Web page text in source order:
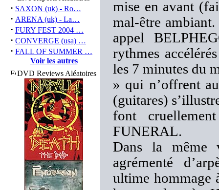
· SAXON (uk) - Ro…
· ARENA (uk) - La…
· FURY FEST 2004 …
· CONVERGE (usa) …
· FALL OF SUMMER …
Voir les autres
DVD Reviews Aléatoires
mise en avant
mal-être
appel
rythmes
les 7 minutes du
» qui n’offrent
(guitares)
font
FUNERAL.
Dans la même
agrémenté
ultime hommage